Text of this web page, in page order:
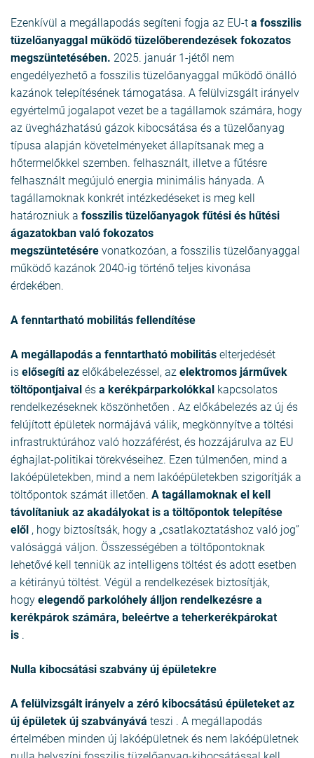
Ezenkívül a megállapodás segíteni fogja az EU-t a fosszilis
tüzelőanyaggal működő tüzelőberendezések fokozatos
megszüntetésében. 2025. január 1-jétől nem
engedélyezhető a fosszilis tüzelőanyaggal működő önálló
kazánok telepítésének támogatása. A felülvizsgált irányelv
egyértelmű jogalapot vezet be a tagállamok számára, hogy
az üvegházhatású gázok kibocsátása és a tüzelőanyag
típusa alapján követelményeket állapítsanak meg a
hőtermelőkkel szemben. felhasznált, illetve a fűtésre
felhasznált megújuló energia minimális hányada. A
tagállamoknak konkrét intézkedéseket is meg kell
határozniuk a fosszilis tüzelőanyagok fűtési és hűtési
ágazatokban való fokozatos
megszüntetésére vonatkozóan, a fosszilis tüzelőanyaggal
működő kazánok 2040-ig történő teljes kivonása
érdekében.
A fenntartható mobilitás fellendítése
A megállapodás a fenntartható mobilitás elterjedését
is elősegíti az előkábelezéssel, az elektromos járművek
töltőpontjaival és a kerékpárparkolókkal kapcsolatos
rendelkezéseknek köszönhetően . Az előkábelezés az új és
felújított épületek normájává válik, megkönnyítve a töltési
infrastruktúrához való hozzáférést, és hozzájárulva az EU
éghajlat-politikai törekvéseihez. Ezen túlmenően, mind a
lakóépületekben, mind a nem lakóépületekben szigorítják a
töltőpontok számát illetően. A tagállamoknak el kell
távolítaniuk az akadályokat is a töltőpontok telepítése
elől , hogy biztosítsák, hogy a „csatlakoztatáshoz való jog”
valósággá váljon. Összességében a töltőpontoknak
lehetővé kell tenniük az intelligens töltést és adott esetben
a kétirányú töltést. Végül a rendelkezések biztosítják,
hogy elegendő parkolóhely álljon rendelkezésre a
kerékpárok számára, beleértve a teherkerékpárokat
is .
Nulla kibocsátási szabvány új épületekre
A felülvizsgált irányelv a zéró kibocsátású épületeketaz
új épületek új szabványává teszi . A megállapodás
értelmében minden új lakóépületnek és nem lakóépületnek